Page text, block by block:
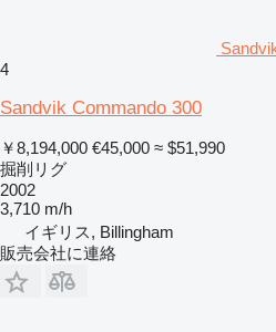
4
Sandvik Commando 300
￥8,194,000 €45,000 ≈ $51,990
掘削リグ
2002
3,710 m/h
イギリス, Billingham
販売会社に連絡